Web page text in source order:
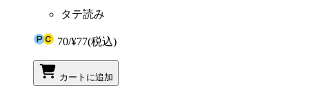
タテ読み
70/¥77(税込)
カートに追加